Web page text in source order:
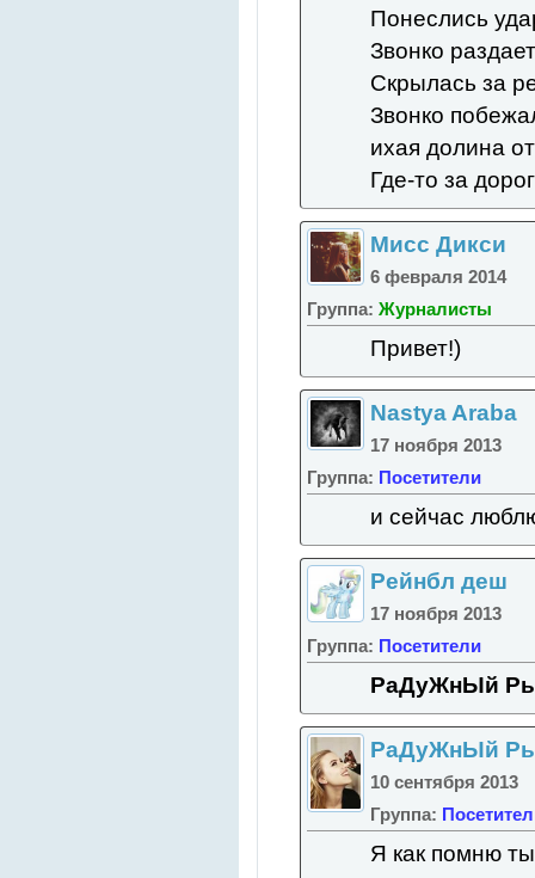
Понеслись
Звонко
Скрылась за
Звонко
ихая долина
Где-то за
Мисс Дикси
6 февраля 2014
Группа: Журналисты
Привет!)
Nastya Araba
17 ноября 2013
Группа: Посетители
и сейчас
Рейнбл деш
17 ноября 2013
Группа: Посетители
РаДуЖнЫй
РаДуЖнЫй
10 сентября 2013
Группа:
Я как помню